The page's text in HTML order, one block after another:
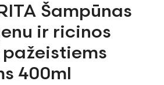
Šampūnas
ir ricinos
400ml